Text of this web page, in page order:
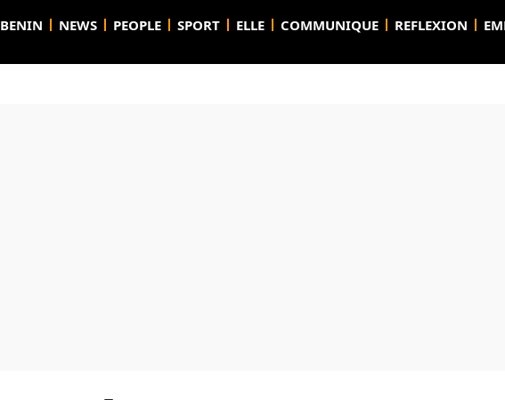
BENIN NEWS PEOPLE SPORT ELLE COMMUNIQUE REFLEXION